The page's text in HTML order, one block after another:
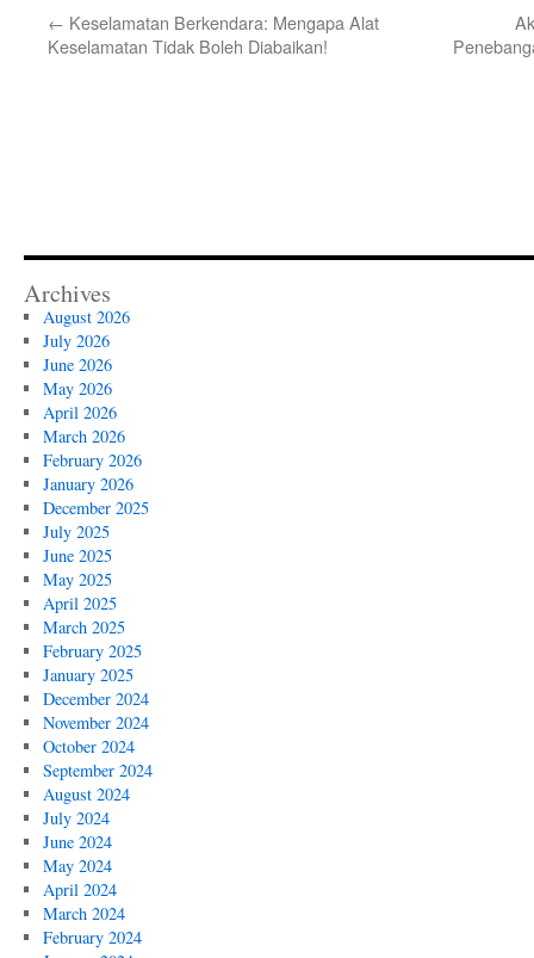
← Keselamatan Berkendara: Mengapa Alat
Keselamatan Tidak Boleh Diabaikan!
Archives
August 2026
July 2026
June 2026
May 2026
April 2026
March 2026
February 2026
January 2026
December 2025
July 2025
June 2025
May 2025
April 2025
March 2025
February 2025
January 2025
December 2024
November 2024
October 2024
September 2024
August 2024
July 2024
June 2024
May 2024
April 2024
March 2024
February 2024